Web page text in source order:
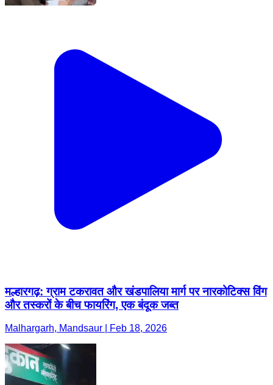
मल्हारगढ़: ग्राम टकरावत और खंडपालिया मार्ग पर नारकोटिक्स विंग
और तस्करों के बीच फायरिंग, एक बंदूक जब्त
Malhargarh, Mandsaur | Feb 18, 2026